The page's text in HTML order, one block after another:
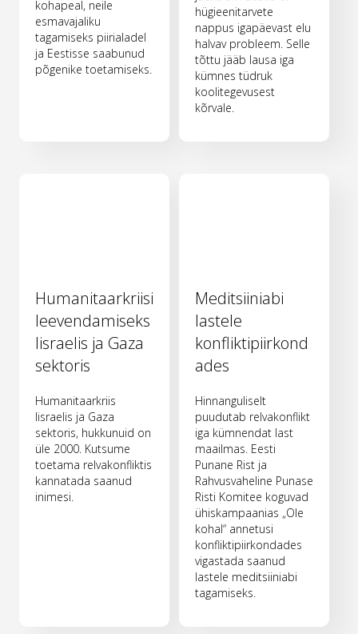
kohapeal, neile
esmavajaliku
tagamiseks piirialadel
ja Eestisse saabunud
põgenike toetamiseks.
hügieenitarvete
nappus igapäevast elu
halvav probleem. Selle
tõttu jääb lausa iga
kümnes tüdruk
koolitegevusest
kõrvale.
Humanitaarkriisi
leevendamiseks
Iisraelis ja Gaza
sektoris
Humanitaarkriis
Iisraelis ja Gaza
sektoris, hukkunuid on
üle 2000. Kutsume
toetama relvakonfliktis
kannatada saanud
inimesi.
Meditsiiniabi
lastele
konfliktipiirkond
ades
Hinnanguliselt
puudutab relvakonflikt
iga kümnendat last
maailmas. Eesti
Punane Rist ja
Rahvusvaheline Punase
Risti Komitee koguvad
ühiskampaanias „Ole
kohal“ annetusi
konfliktipiirkondades
vigastada saanud
lastele meditsiiniabi
tagamiseks.